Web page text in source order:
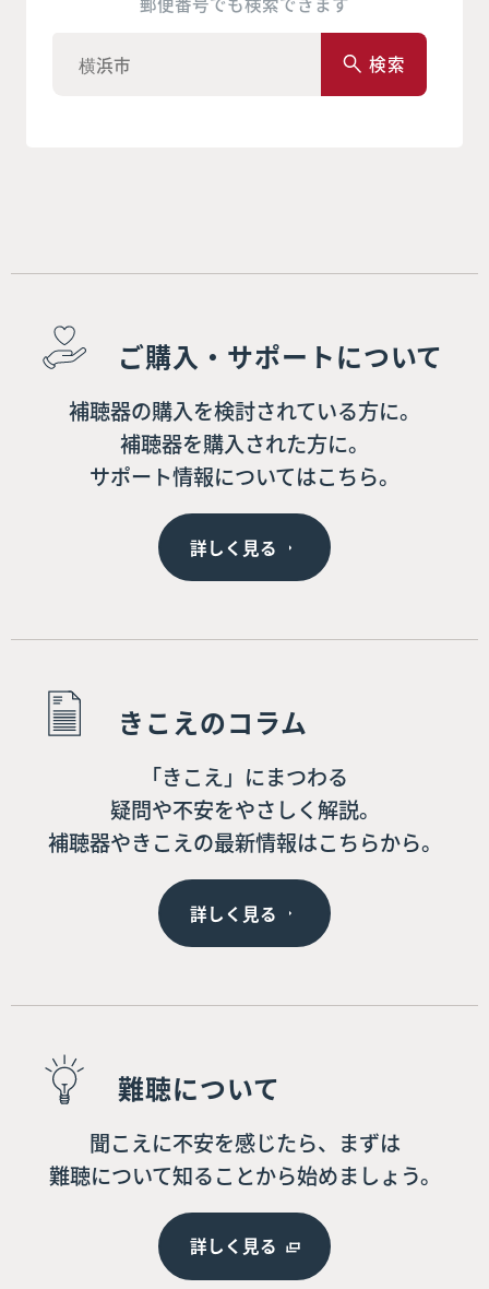
検索
ご購入・サポートについて
補聴器の購入を検討されている方に。
補聴器を購入された方に。
サポート情報についてはこちら。
詳しく見る
きこえのコラム
「きこえ」にまつわる
疑問や不安をやさしく解説。
補聴器やきこえの最新情報はこちらから。
詳しく見る
難聴について
聞こえに不安を感じたら、まずは
難聴について知ることから始めましょう。
詳しく見る